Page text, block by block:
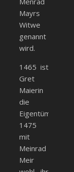
Mayrs
Witwe
genannt
wird.
1465 ist
Gret
Maierin
die
Eigentümerin,
1475
mit
Meinrad
Meir